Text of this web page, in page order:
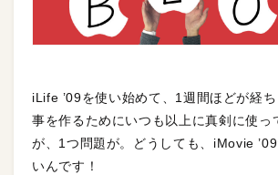
iLife ’09を使い始めて、1週間ほどが経
事を作るためにいつも以上に真剣に使っ
が、1つ問題が。どうしても、iMovie
いんです！